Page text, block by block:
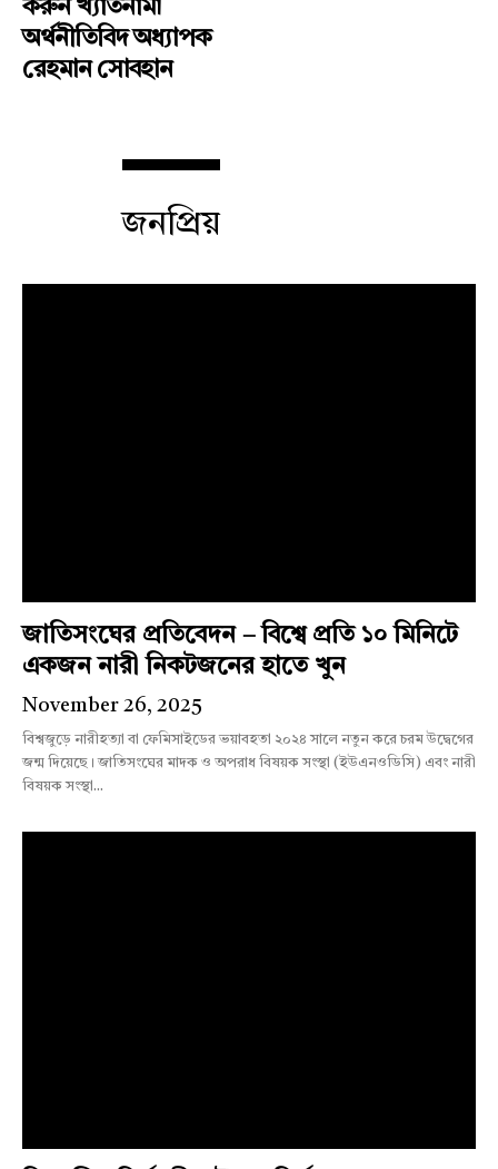
করুন খ্যাতনামা
অর্থনীতিবিদ অধ্যাপক
রেহমান সোবহান
জনপ্রিয়
জাতিসংঘের প্রতিবেদন – বিশ্বে প্রতি ১০ মিনিটে
একজন নারী নিকটজনের হাতে খুন
November 26, 2025
বিশ্বজুড়ে নারীহত্যা বা ফেমিসাইডের ভয়াবহতা ২০২৪ সালে নতুন করে চরম উদ্বেগের
জন্ম দিয়েছে। জাতিসংঘের মাদক ও অপরাধ বিষয়ক সংস্থা (ইউএনওডিসি) এবং নারী
বিষয়ক সংস্থা...